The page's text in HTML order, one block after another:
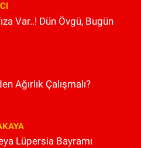
Var..! Dün Övgü, Bugün
Ağırlık Çalışmalı?
Lüpersia Bayramı